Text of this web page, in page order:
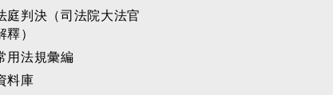
庭判決（司法院大法官
釋）
用法規彙編
料庫